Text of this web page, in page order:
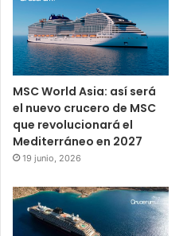
MSC World Asia: así será
el nuevo crucero de MSC
que revolucionará el
Mediterráneo en 2027
19 junio, 2026